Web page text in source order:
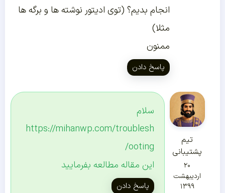
انجام بدیم؟ (توی ادیتور نوشته ها و برگه ها
مثلا)
ممنون
پاسخ دادن
تیم
پشتیبانی
۲۰
اردیبهشت
۱۳۹۹
سلام
https://mihanwp.com/troublesh
ooting/
این مقاله مطالعه بفرمایید
پاسخ دادن